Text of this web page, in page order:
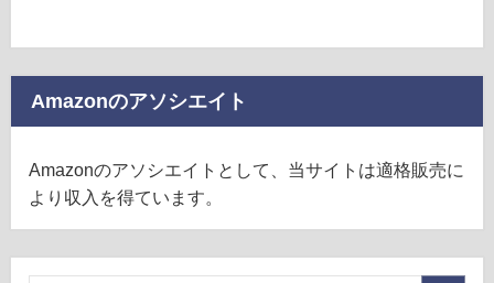
Amazonのアソシエイト
Amazonのアソシエイトとして、当サイトは適格販売に
より収入を得ています。